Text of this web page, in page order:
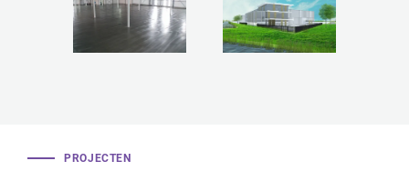
PROJECTEN